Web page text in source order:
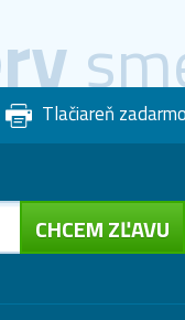
Tlačiareň zadarmo
CHCEM ZĽAVU